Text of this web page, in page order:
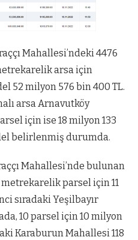
Mahallesi’ndeki 4476
arsa için
52 milyon 576 bin 400 TL.
arsa Arnavutköy
için ise 18 milyon 133
belirlenmiş durumda.
Mahallesi’nde bulunan
metrekarelik parsel için 11
sıradaki Yeşilbayır
10 parsel için 10 milyon
Karaburun Mahallesi 118